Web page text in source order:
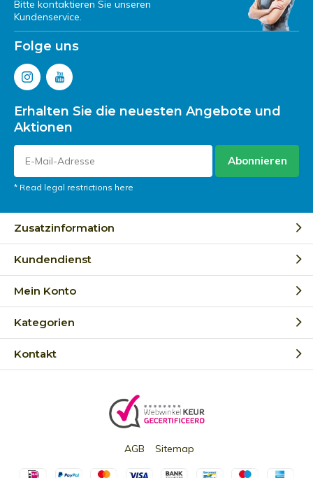
Bitte kontaktieren Sie unseren
Kundenservice.
Folge uns
Erhalten Sie die neuesten Angebote und
Aktionen
Abonnieren
* Read legal restrictions here
Zusatzinformation
Kundendienst
Mein Konto
Kategorien
Kontakt
AGB Sitemap